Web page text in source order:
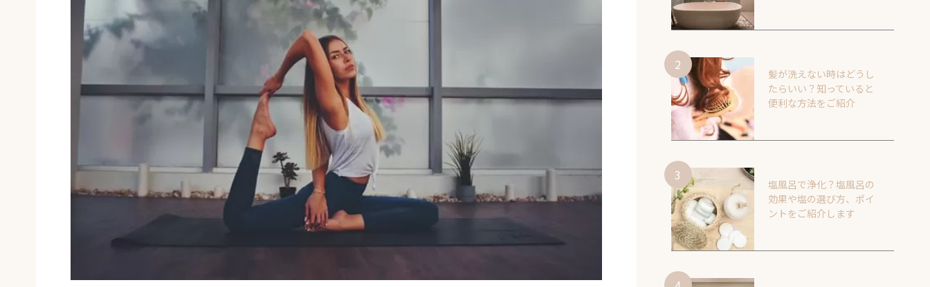
髪が洗えない時はどうし
たらいい？知っていると
便利な方法をご紹介
塩風呂で浄化？塩風呂の
効果や塩の選び方、ポイ
ントをご紹介します